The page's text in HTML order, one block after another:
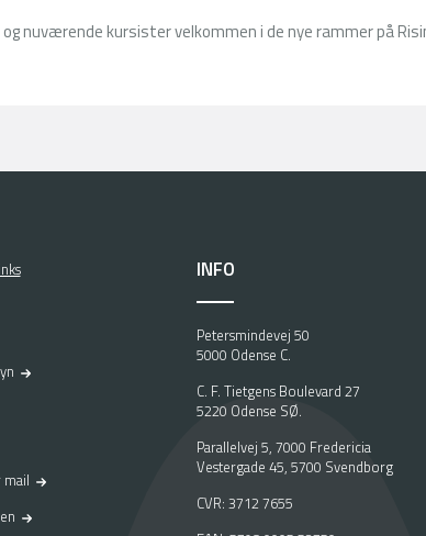
nuværende kursister velkommen i de nye rammer på
mail
INFO
Petersmindevej 50
5000 Odense C.
C. F. Tietgens Boulevard 27
5220 Odense SØ.
Parallelvej 5, 7000 Fredericia
Vestergade 45, 5700 Svendborg
CVR: 3712 7655